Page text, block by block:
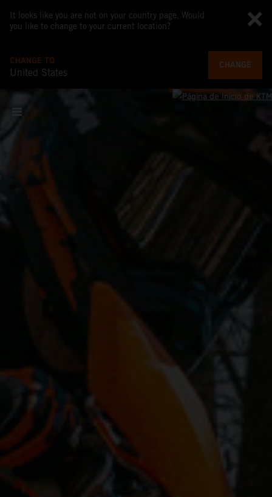
It looks like you are not on your country page. Would
you like to change to your current location?
CHANGE TO
United States
CHANGE